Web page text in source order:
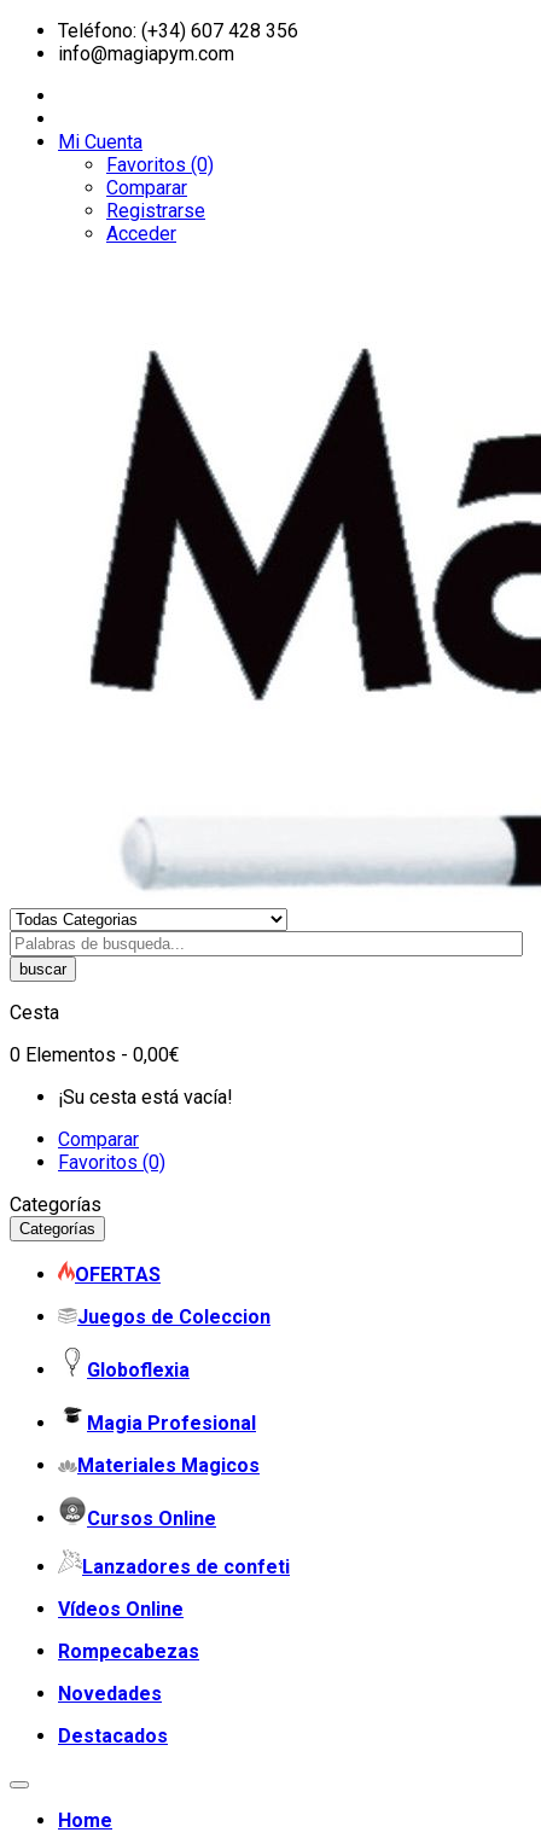
Teléfono: (+34) 607 428 356
info@magiapym.com
Mi Cuenta
Favoritos (0)
Comparar
Registrarse
Acceder
buscar
Cesta
0 Elementos - 0,00€
¡Su cesta está vacía!
Comparar
Favoritos (0)
Categorías
Categorías
OFERTAS
Juegos de Coleccion
Globoflexia
Magia Profesional
Materiales Magicos
Cursos Online
Lanzadores de confeti
Vídeos Online
Rompecabezas
Novedades
Destacados
Home